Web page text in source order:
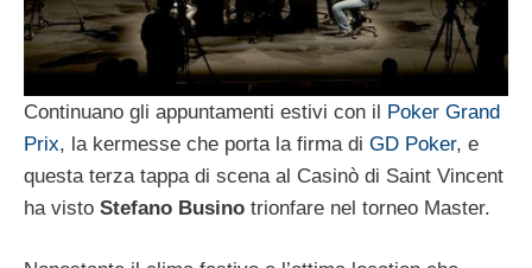
Continuano gli appuntamenti estivi con il Poker Grand
Prix, la kermesse che porta la firma di GD Poker, e
questa terza tappa di scena al Casinò di Saint Vincent
ha visto Stefano Busino trionfare nel torneo Master.